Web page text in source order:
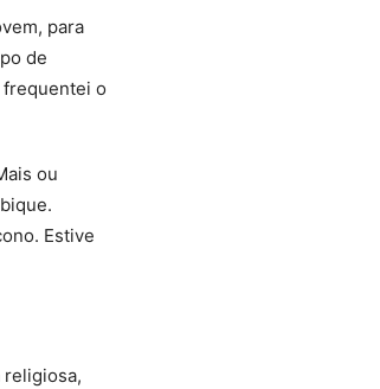
para
de
frequentei o
ou
Estive
religiosa,